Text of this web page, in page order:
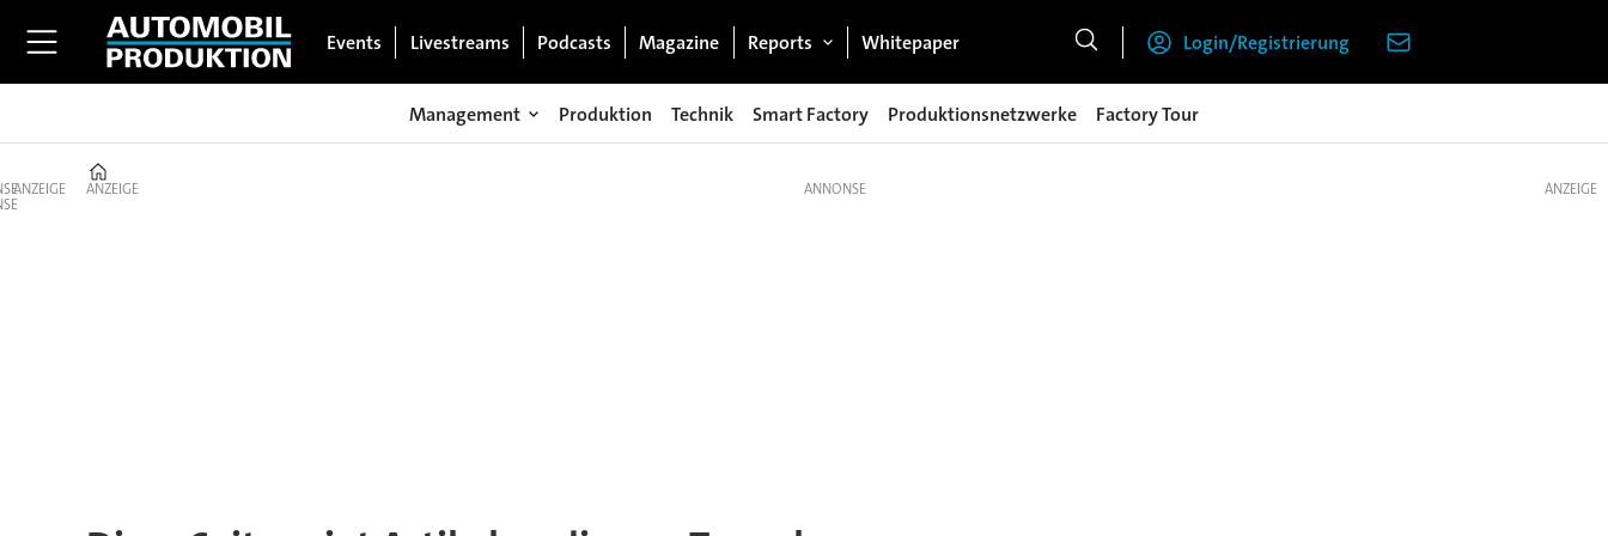
Events Livestreams Podcasts Magazine Reports Whitepaper Login/Registrierung
Management Produktion Technik Smart Factory Produktionsnetzwerke Factory Tour
ANZEIGE ANZEIGE ANZEIGE